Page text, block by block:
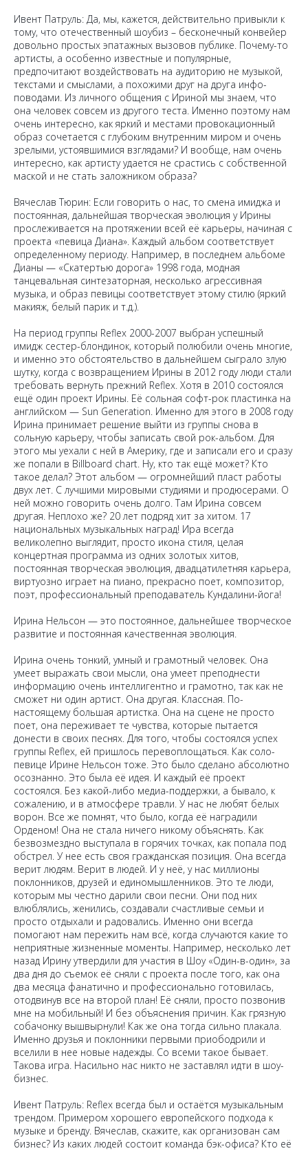
Ивент Патруль: Да, мы, кажется, действительно привыкли к
тому, что отечественный шоубиз – бесконечный конвейер
довольно простых эпатажных вызовов публике. Почему-то
артисты, а особенно известные и популярные,
предпочитают воздействовать на аудиторию не музыкой,
текстами и смыслами, а похожими друг на друга инфо-
поводами. Из личного общения с Ириной мы знаем, что
она человек совсем из другого теста. Именно поэтому нам
очень интересно, как яркий и местами провокационный
образ сочетается с глубоким внутренним миром и очень
зрелыми, устоявшимися взглядами? И вообще, нам очень
интересно, как артисту удается не срастись с собственной
маской и не стать заложником образа?
Вячеслав Тюрин: Если говорить о нас, то смена имиджа и
постоянная, дальнейшая творческая эволюция у Ирины
прослеживается на протяжении всей её карьеры, начиная с
проекта «певица Диана». Каждый альбом соответствует
определенному периоду. Например, в последнем альбоме
Дианы — «Скатертью дорога» 1998 года, модная
танцевальная синтезаторная, несколько агрессивная
музыка, и образ певицы соответствует этому стилю (яркий
макияж, белый парик и т.д.).
На период группы Reflex 2000-2007 выбран успешный
имидж сестер-блондинок, который полюбили очень многие,
и именно это обстоятельство в дальнейшем сыграло злую
шутку, когда с возвращением Ирины в 2012 году люди стали
требовать вернуть прежний Reflex. Хотя в 2010 состоялся
ещё один проект Ирины. Её сольная софт-рок пластинка на
английском — Sun Generation. Именно для этого в 2008 году
Ирина принимает решение выйти из группы снова в
сольную карьеру, чтобы записать свой рок-альбом. Для
этого мы уехали с ней в Америку, где и записали его и сразу
же попали в Billboard chart. Ну, кто так ещё может? Кто
такое делал? Этот альбом — огромнейший пласт работы
двух лет. С лучшими мировыми студиями и продюсерами. О
ней можно говорить очень долго. Там Ирина совсем
другая. Неплохо же? 20 лет подряд хит за хитом. 17
национальных музыкальных наград! Ира всегда
великолепно выглядит, просто икона стиля, целая
концертная программа из одних золотых хитов,
постоянная творческая эволюция, двадцатилетняя карьера,
виртуозно играет на пиано, прекрасно поет, композитор,
поэт, профессиональный преподаватель Кундалини-йога!
Ирина Нельсон — это постоянное, дальнейшее творческое
развитие и постоянная качественная эволюция.
Ирина очень тонкий, умный и грамотный человек. Она
умеет выражать свои мысли, она умеет преподнести
информацию очень интеллигентно и грамотно, так как не
сможет ни один артист. Она другая. Классная. По-
настоящему большая артистка. Она на сцене не просто
поет, она переживает те чувства, которые пытается
донести в своих песнях. Для того, чтобы состоялся успех
группы Reflex, ей пришлось перевоплощаться. Как соло-
певице Ирине Нельсон тоже. Это было сделано абсолютно
осознанно. Это была её идея. И каждый её проект
состоялся. Без какой-либо медиа-поддержки, а бывало, к
сожалению, и в атмосфере травли. У нас не любят белых
ворон. Все же помнят, что было, когда её наградили
Орденом! Она не стала ничего никому объяснять. Как
безвозмездно выступала в горячих точках, как попала под
обстрел. У нее есть своя гражданская позиция. Она всегда
верит людям. Верит в людей. И у неё, у нас миллионы
поклонников, друзей и единомышленников. Это те люди,
которым мы честно дарили свои песни. Они под них
влюблялись, женились, создавали счастливые семьи и
просто отдыхали и радовались. Именно они всегда
помогают нам пережить нам всё, когда случаются какие то
неприятные жизненные моменты. Например, несколько лет
назад Ирину утвердили для участия в Шоу «Один-в-один», за
два дня до съемок её сняли с проекта после того, как она
два месяца фанатично и профессионально готовилась,
отодвинув все на второй план! Её сняли, просто позвонив
мне на мобильный! И без объяснения причин. Как грязную
собачонку вышвырнули! Как же она тогда сильно плакала.
Именно друзья и поклонники первыми приободрили и
вселили в нее новые надежды. Со всеми такое бывает.
Такова игра. Насильно нас никто не заставлял идти в шоу-
бизнес.
Ивент Патруль: Reflex всегда был и остаётся музыкальным
трендом. Примером хорошего европейского подхода к
музыке и бренду. Вячеслав, скажите, как организован сам
бизнес? Из каких людей состоит команда бэк-офиса? Кто её